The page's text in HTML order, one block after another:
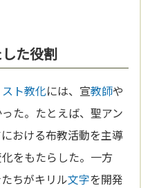
た役割
ト教化には、宣教師や
た。たとえば、聖アン
おける布教活動を主導
をもたらした。一方
ちがキリル文字を開発